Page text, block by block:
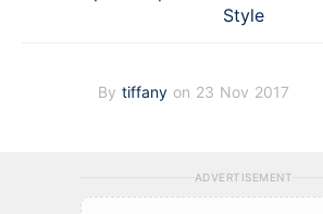
Style
By tiffany on 23 Nov 2017
ADVERTISEMENT